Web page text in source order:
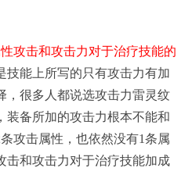
攻击和攻击力对于治疗技能的
技能上所写的只有攻击力有加
，很多人都说选攻击力雷灵纹
装备所加的攻击力根本不能和
攻击属性，也依然没有1条属
击和攻击力对于治疗技能加成